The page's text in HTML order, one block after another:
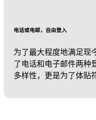
电话或电邮，自由登入
为了最大程度地满足现
了电话和电子邮件两种
多样性，更是为了体贴